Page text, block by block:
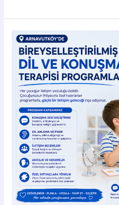
Arnavutköy’de
Bireyselleştirilmiş
Dil
ve
Konuşma
Terapisi
Programları